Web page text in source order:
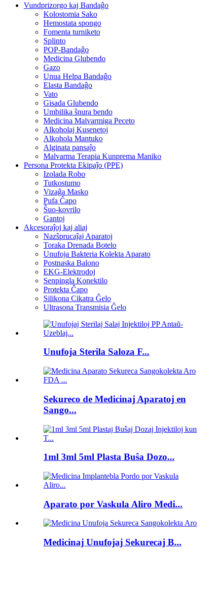
Vundprizorgo kaj Bandaĝo
Kolostomia Sako
Hemostata spongo
Fomenta turniketo
Splinto
POP-Bandaĝo
Medicina Glubendo
Gazo
Unua Helpa Bandaĝo
Elasta Bandaĝo
Vato
Gisada Glubendo
Umbilika ŝnura bendo
Medicina Malvarmiga Peceto
Alkoholaj Kusenetoj
Alkohola Mantuko
Alginata pansaĵo
Malvarma Terapia Kunprema Maniko
Persona Protekta Ekipaĵo (PPE)
Izolada Robo
Tutkostumo
Vizaĝa Masko
Pufa Ĉapo
Ŝuo-kovrilo
Gantoj
Akcesoraĵoj kaj aliaj
Nazŝprucaĵaj Aparatoj
Toraka Drenada Botelo
Unufoja Bakteria Kolekta Aparato
Postnaska Balono
EKG-Elektrodoj
Senpingla Konektilo
Protekta Ĉapo
Silikona Cikatra Ĝelo
Ultrasona Transmisia Ĝelo
Unufoja Sterila Saloza F...
Sekureco de Medicinaj Aparatoj en
Sango...
1ml 3ml 5ml Plasta Buŝa Dozo...
Aparato por Vaskula Aliro Medi...
Medicinaj Unufojaj Sekurecaj B...